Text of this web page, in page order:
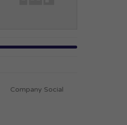
Company Social